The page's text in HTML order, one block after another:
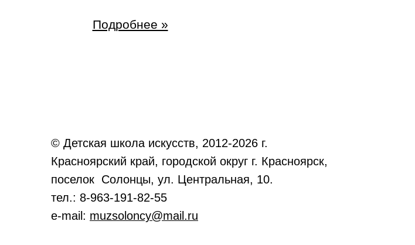
Подробнее »
© Детская школа искусств, 2012-2026 г.
Красноярский край, городской округ г. Красноярск,
поселок Солонцы, ул. Центральная, 10.
тел.: 8-963-191-82-55
e-mail: muzsoloncy@mail.ru